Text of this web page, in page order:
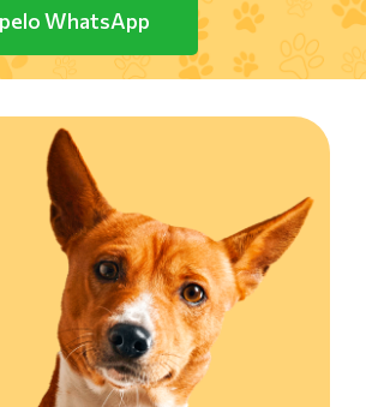
WhatsApp